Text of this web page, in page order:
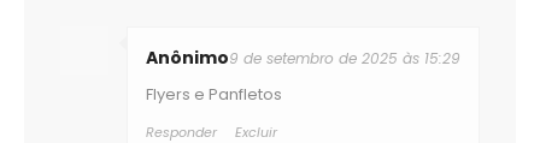
Anônimo9 de setembro de 2025 às 15:29
Flyers e Panfletos
Responder Excluir